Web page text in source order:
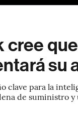
su
clave para la
de suministro